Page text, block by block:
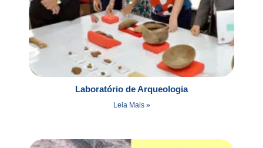
Laboratório de Arqueologia
Leia Mais »